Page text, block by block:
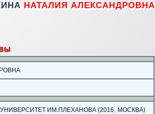
НАТАЛИЯ АЛЕКСАНДРОВНА
ИМ.ПЛЕХАНОВА (2016, МОСКВА)